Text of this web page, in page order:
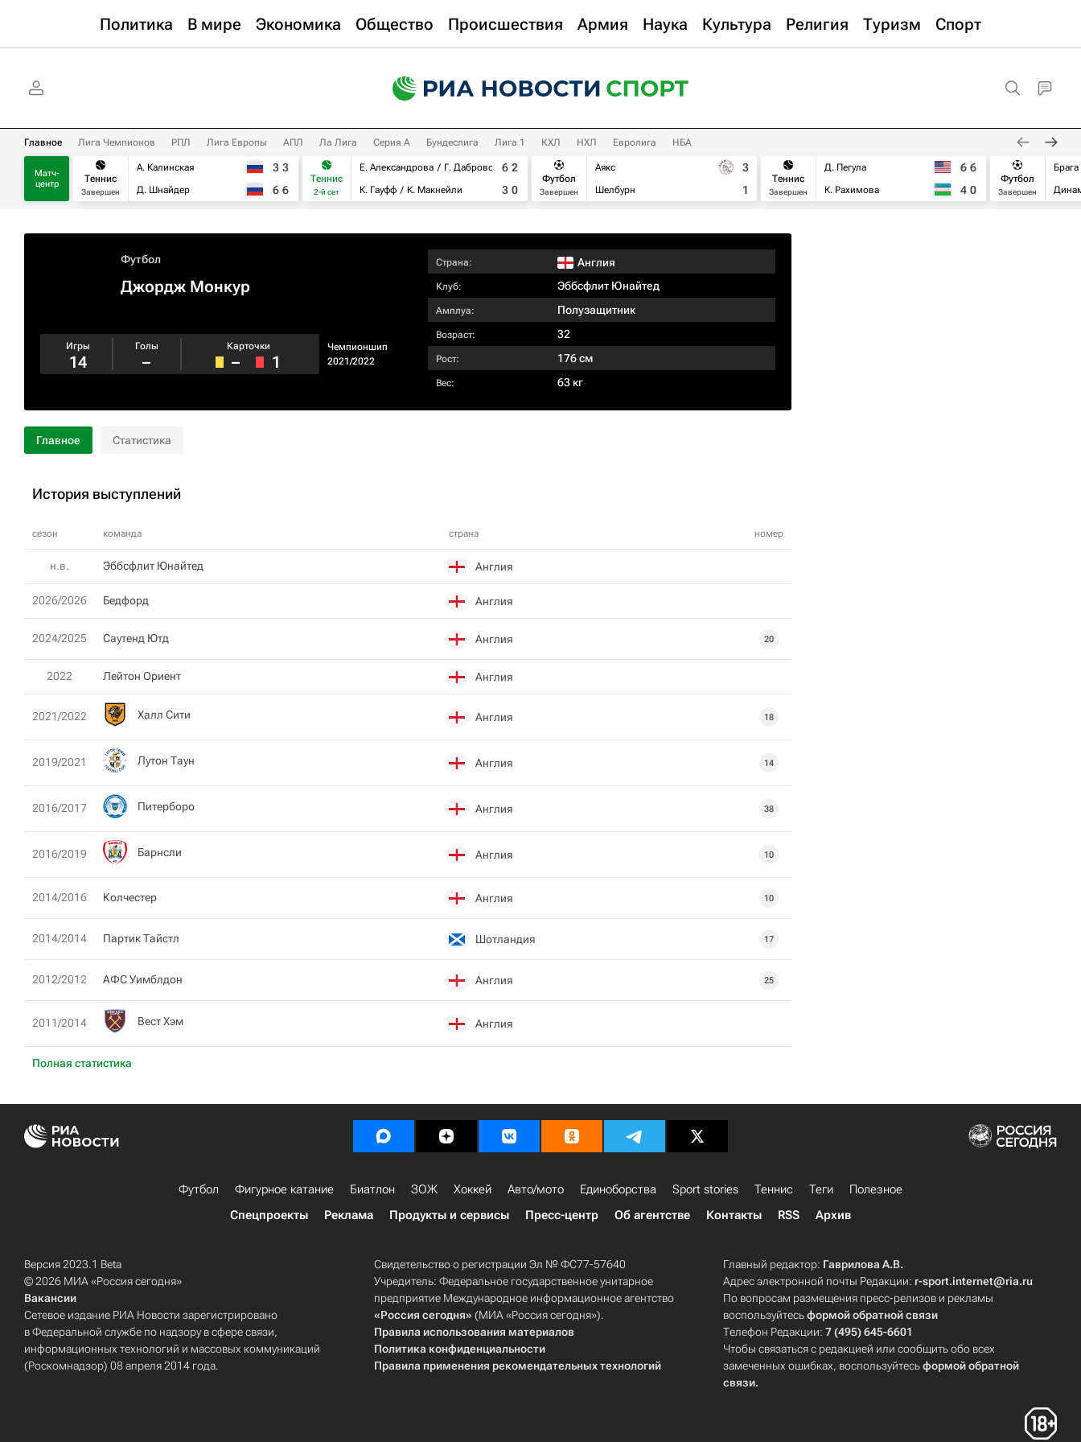
Политика В мире Экономика Общество Происшествия Армия Наука Культура Религия Туризм Спорт
Главное Лига Чемпионов РПЛ Лига Европы АПЛ Ла Лига Серия А Бундеслига Лига 1 КХЛ НХЛ Евролига НБА
Матч-
центр
Теннис
Завершен
А. Калинская
Д. Шнайдер
3 3
6 6
Теннис
2-й сет
Е. Александрова
Г. Дабровски
К. Гауфф
К. Макнейли
6 2
3 0
Футбол
Завершен
Аякс
Шелбурн
3
1
Теннис
Завершен
Д. Пегула
К. Рахимова
6 6
4 0
Футбол
Завершен
Брага
Футбол
Джордж Монкур
Чемпионшип
2021/2022
Игры
14
Голы
–
Карточки
– 1
Страна: Англия
Клуб: Эббсфлит Юнайтед
Амплуа: Полузащитник
Возраст: 32
Рост: 176 см
Вес: 63 кг
Главное Статистика
История выступлений
сезон команда страна номер
Полная статистика
н.в. Эббсфлит Юнайтед Англия
2026/2026 Бедфорд Англия
2024/2025 Саутенд Ютд Англия 20
2022 Лейтон Ориент Англия
2021/2022 Халл Сити Англия 18
2019/2021 Лутон Таун Англия 14
2016/2017 Питерборо Англия 38
2016/2019 Барнсли Англия 10
2014/2016 Колчестер Англия 10
2014/2014 Партик Тайстл Шотландия 17
2012/2012 АФС Уимблдон Англия 25
2011/2014 Вест Хэм Англия
Футбол Фигурное катание Биатлон ЗОЖ Хоккей Авто/мото Единоборства Sport stories Теннис Теги
Полезное
Спецпроекты
Реклама Продукты и сервисы Пресс-центр Об агентстве Контакты RSS Архив
Версия 2023.1 Beta
© 2026 МИА «Россия сегодня»
Вакансии
Сетевое издание РИА Новости зарегистрировано
в Федеральной службе по надзору в сфере связи,
информационных технологий и массовых коммуникаций
(Роскомнадзор) 08 апреля 2014 года.
Свидетельство о регистрации Эл № ФС77-57640
Учредитель: Федеральное государственное унитарное
предприятие Международное информационное агентство
«Россия сегодня» (МИА «Россия сегодня»).
Правила использования материалов
Политика конфиденциальности
Правила применения рекомендательных технологий
Главный редактор: Гаврилова А.В.
Адрес электронной почты Редакции: r-sport.internet@ria.ru
По вопросам размещения пресс-релизов и рекламы
воспользуйтесьформой обратной связи
Телефон Редакции:7 (495) 645-6601
Чтобы связаться с редакцией или сообщить обо всех
замеченных ошибках, воспользуйтесьформой обратной
связи.